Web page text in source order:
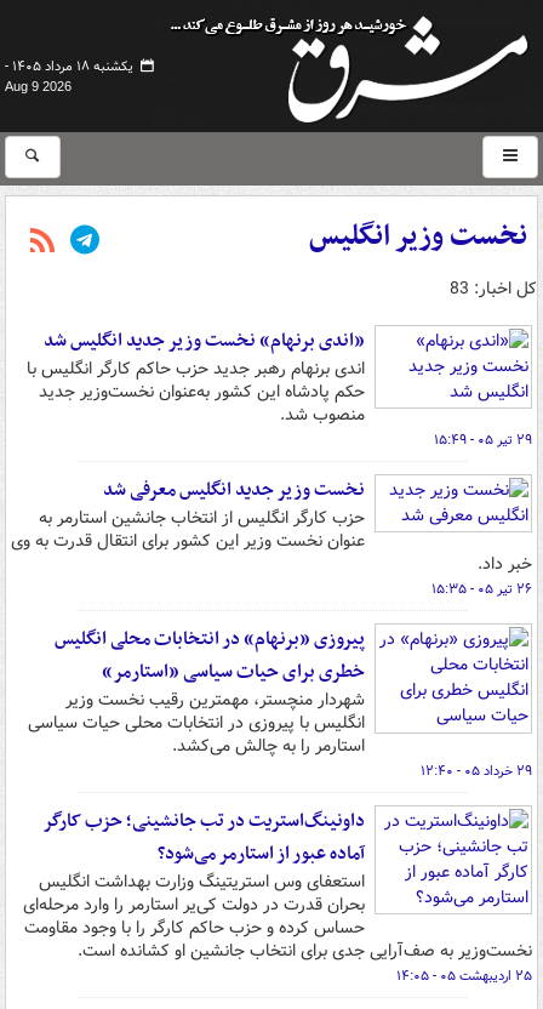
یکشنبه ۱۸ مرداد ۱۴۰۵ -
Aug 9 2026
نخست وزیر انگلیس
کل اخبار: 83
«اندی برنهام» نخست وزیر جدید انگلیس شد
اندی برنهام رهبر جدید حزب حاکم کارگر انگلیس با
حکم پادشاه این کشور به‌عنوان نخست‌وزیر جدید
منصوب شد.
۲۹ تیر ۰۵ - ۱۵:۴۹
نخست وزیر جدید انگلیس معرفی شد
حزب کارگر انگلیس از انتخاب جانشین استارمر به
عنوان نخست وزیر این کشور برای انتقال قدرت به وی
خبر داد.
۲۶ تیر ۰۵ - ۱۵:۳۵
پیروزی «برنهام» در انتخابات محلی انگلیس
خطری برای حیات سیاسی «استارمر»
شهردار منچستر، مهمترین رقیب نخست وزیر
انگلیس با پیروزی در انتخابات محلی حیات سیاسی
استارمر را به چالش می‌کشد.
۲۹ خرداد ۰۵ - ۱۲:۴۰
داونینگ‌استریت در تب جانشینی؛ حزب کارگر
آماده عبور از استارمر می‌شود؟
استعفای وس استریتینگ وزارت بهداشت انگلیس
بحران قدرت در دولت کی‌یر استارمر را وارد مرحله‌ای
حساس کرده و حزب حاکم کارگر را با وجود مقاومت
نخست‌وزیر به صف‌آرایی جدی برای انتخاب جانشین او کشانده است.
۲۵ اردیبهشت ۰۵ - ۱۴:۰۵